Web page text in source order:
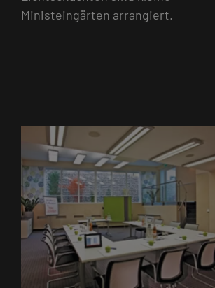
Ministeingärten arrangiert.